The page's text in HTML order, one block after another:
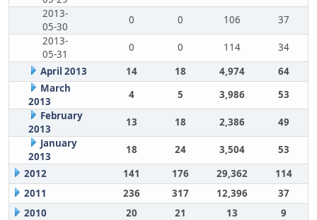
2013-
05-30
0 0 106
37
2013-
05-31
0 0 114
34
April 2013
14 18 4,974
64
March
2013
4 5 3,986
53
February
2013
13 18 2,386
49
January
2013
18 24 3,504
53
2012
141 176 29,362
114
2011
236 317 12,396
37
2010
20 21 13 9